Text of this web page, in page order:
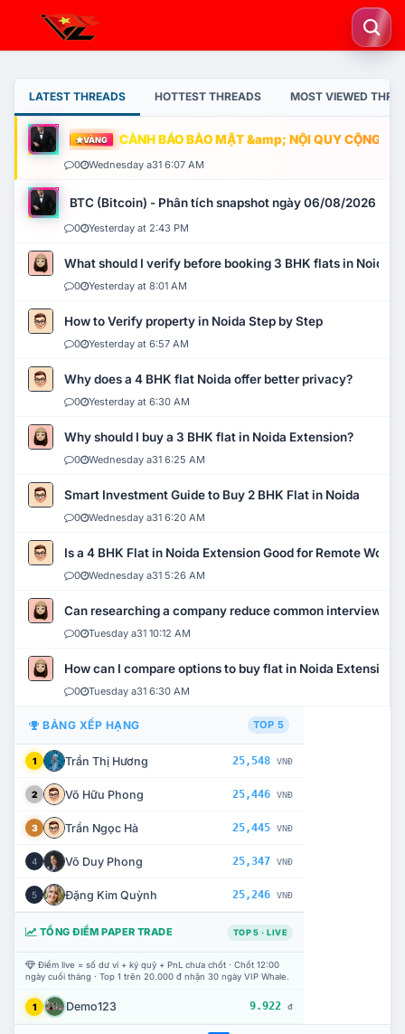
LATEST THREADS HOTTEST THREADS MOST VIEWED
VÀNG CẢNH BÁO BẢO MẬT &amp; NỘI QUY CỘNG
0 Wednesday a31 6:07 AM
BTC (Bitcoin) - Phân tích snapshot ngày 06/08/2026
0 Yesterday at 2:43 PM
What should I verify before booking 3 BHK flats in Noida?
0 Yesterday at 8:01 AM
How to Verify property in Noida Step by Step
0 Yesterday at 6:57 AM
Why does a 4 BHK flat Noida offer better privacy?
0 Yesterday at 6:30 AM
Why should I buy a 3 BHK flat in Noida Extension?
0 Wednesday a31 6:25 AM
Smart Investment Guide to Buy 2 BHK Flat in Noida
0 Wednesday a31 6:20 AM
Is a 4 BHK Flat in Noida Extension Good for Remote Work?
0 Wednesday a31 5:26 AM
Can researching a company reduce common interview
0 Tuesday a31 10:12 AM
How can I compare options to buy flat in Noida Extension?
0 Tuesday a31 6:30 AM
BẢNG XẾP HẠNG TOP 5
1 Trần Thị Hương 25,548 VNĐ
2 Võ Hữu Phong 25,446 VNĐ
3 Trần Ngọc Hà 25,445 VNĐ
4 Võ Duy Phong 25,347 VNĐ
5 Đặng Kim Quỳnh 25,246 VNĐ
TỔNG ĐIỂM PAPER TRADE TOP 5 · LIVE
Điểm live = số dư ví + ký quỹ + PnL chưa chốt · Chốt 12:00
ngày cuối tháng · Top 1 trên 20.000 đ nhận 30 ngày VIP Whale.
1 Demo123 9.922 đ